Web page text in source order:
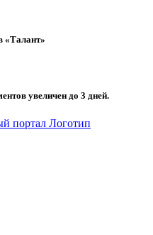
«Талант»
увеличен до 3 дней.